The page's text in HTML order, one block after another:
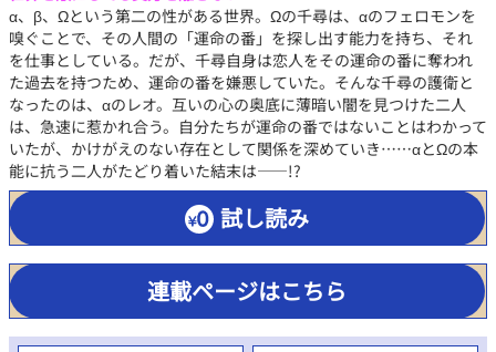
α、β、Ωという第二の性がある世界。Ωの千尋は、αのフェロモンを
嗅ぐことで、その人間の「運命の番」を探し出す能力を持ち、それ
を仕事としている。だが、千尋自身は恋人をその運命の番に奪われ
た過去を持つため、運命の番を嫌悪していた。そんな千尋の護衛と
なったのは、αのレオ。互いの心の奥底に薄暗い闇を見つけた二人
は、急速に惹かれ合う。自分たちが運命の番ではないことはわかって
いたが、かけがえのない存在として関係を深めていき……αとΩの本
能に抗う二人がたどり着いた結末は――!?
試し読み
連載ページはこちら